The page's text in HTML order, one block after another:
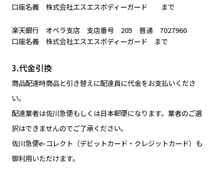
口座名義 株式会社エスエスボディーガード まで
楽天銀行 オペラ支店 支店番号 205 普通 7027960
口座名義 株式会社エスエスボディーガード まで
3.代金引換
商品配達時商品と引き替えに配達員に代金をお支払いくださ
い。
配達業者は佐川急便もしくは日本郵便になります。業者のご選
択はできませんのでご了承ください。
佐川急便e-コレクト（デビットカード・クレジットカード）も
御利用いただけます。